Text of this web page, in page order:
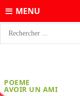
MENU
POEME
AVOIR UN AMI